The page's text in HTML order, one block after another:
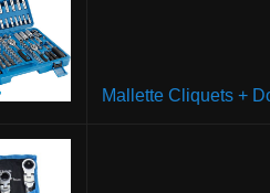
Mallette Cliquets +